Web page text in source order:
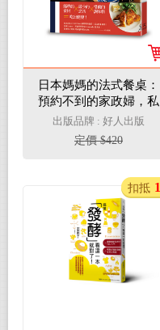
日本媽媽的法式餐桌：
預約不到的家政婦，私
藏61道法式家常菜
出版品牌 : 好人出版
定價 $420
扣抵 1